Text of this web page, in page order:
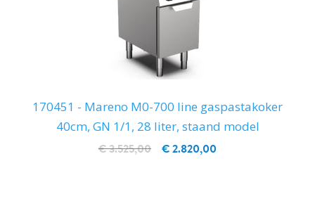
170451 - Mareno M0-700 line gaspastakoker
40cm, GN 1/1, 28 liter, staand model
€ 2.820,00
€ 3.525,00